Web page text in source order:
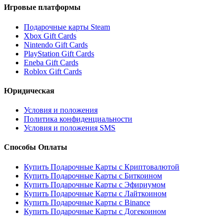
Игровые платформы
Подарочные карты Steam
Xbox Gift Cards
Nintendo Gift Cards
PlayStation Gift Cards
Eneba Gift Cards
Roblox Gift Cards
Юридическая
Условия и положения
Политика конфиденциальности
Условия и положения SMS
Способы Оплаты
Купить Подарочные Карты с Криптовалютой
Купить Подарочные Карты с Биткоином
Купить Подарочные Карты с Эфириумом
Купить Подарочные Карты с Лайткоином
Купить Подарочные Карты с Binance
Купить Подарочные Карты с Догекоином